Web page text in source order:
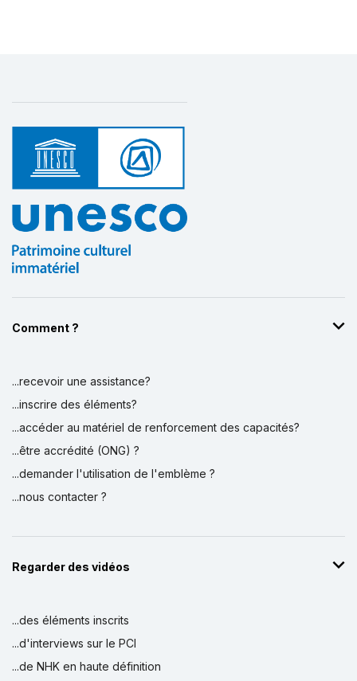
Comment ?
...recevoir une assistance?
...inscrire des éléments?
...accéder au matériel de renforcement des capacités?
...être accrédité (ONG) ?
...demander l'utilisation de l'emblème ?
...nous contacter ?
Regarder des vidéos
...des éléments inscrits
...d'interviews sur le PCI
...de NHK en haute définition